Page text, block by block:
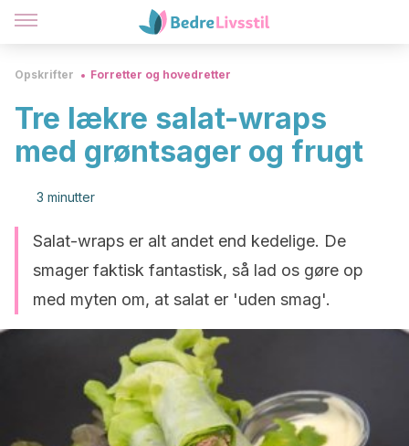
Opskrifter Forretter og hovedretter
Tre lækre salat-wraps
med grøntsager og frugt
3 minutter
Salat-wraps er alt andet end kedelige. De
smager faktisk fantastisk, så lad os gøre op
med myten om, at salat er 'uden smag'.